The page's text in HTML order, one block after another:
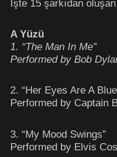
İşte 15 şarkıdan
A Yüzü
1. “The Man In Me”
Performed by Bob
2. “Her Eyes Are A
Performed by Captain
3. “My Mood Swings”
Performed by Elvis